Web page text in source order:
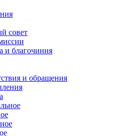
совет
и благочиния
и обращения